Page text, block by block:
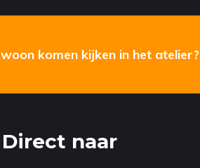
komen kijken in het atelier?
Direct naar